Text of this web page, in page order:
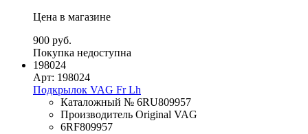
Цена в магазине
900 руб.
Покупка недоступна
198024
Арт: 198024
Подкрылок VAG Fr Lh
Каталожный № 6RU809957
Производитель Original VAG
6RF809957